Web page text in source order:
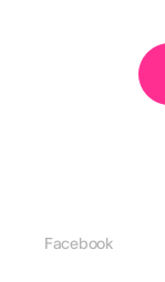
Facebook